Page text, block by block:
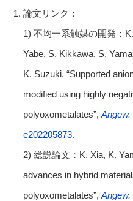
論文リンク：
1) 不均一系触媒の開発：
Yabe, S. Kikkawa, S.
K. Suzuki, “Supported
modified using highly
polyoxometalates”, Angew.
e202205873.
2) 総説論文：K. Xia, K.
advances in hybrid
polyoxometalates”, Angew.